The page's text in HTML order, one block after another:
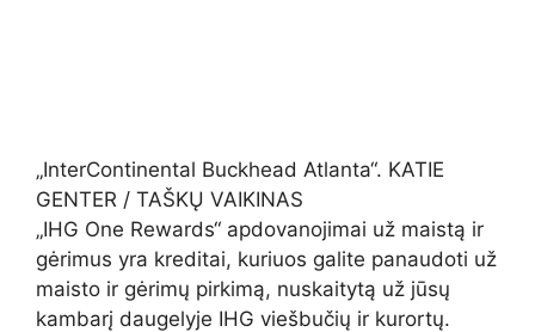
„InterContinental Buckhead Atlanta“. KATIE
GENTER / TAŠKŲ VAIKINAS
„IHG One Rewards“ apdovanojimai už maistą ir
gėrimus yra kreditai, kuriuos galite panaudoti už
maisto ir gėrimų pirkimą, nuskaitytą už jūsų
kambarį daugelyje IHG viešbučių ir kurortų.